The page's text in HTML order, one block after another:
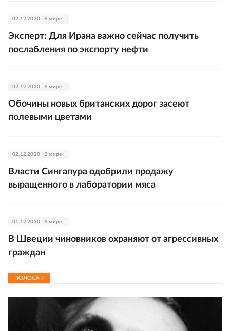
02.12.2020 В мире
Эксперт: Для Ирана важно сейчас получить
послабления по экспорту нефти
02.12.2020 В мире
Обочины новых британских дорог засеют
полевыми цветами
02.12.2020 В мире
Власти Сингапура одобрили продажу
выращенного в лаборатории мяса
01.12.2020 В мире
В Швеции чиновников охраняют от агрессивных
граждан
ПОЛОСА 7